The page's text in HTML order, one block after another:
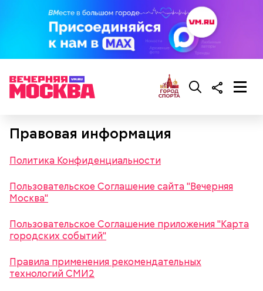
Правовая информация
Политика Конфиденциальности
Пользовательское Соглашение сайта "Вечерняя
Москва"
Пользовательское Соглашение приложения "Карта
городских событий"
Правила применения рекомендательных
технологий СМИ2